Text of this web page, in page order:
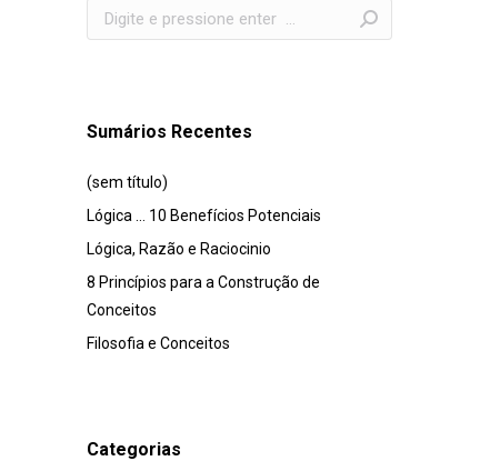
Search:
Sumários Recentes
(sem título)
Lógica … 10 Benefícios Potenciais
Lógica, Razão e Raciocinio
8 Princípios para a Construção de
Conceitos
Filosofia e Conceitos
Categorias